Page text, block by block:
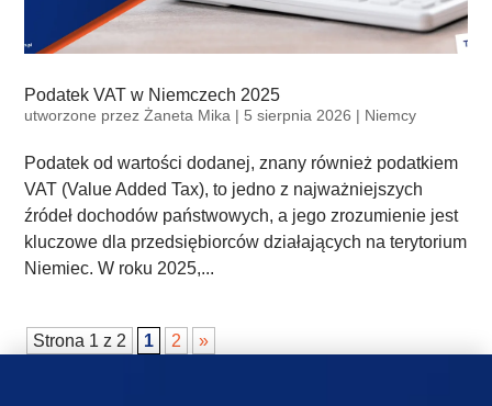
Podatek VAT w Niemczech 2025
utworzone przezŻaneta Mika | 5 sierpnia 2026 | Niemcy
Podatek od wartości dodanej, znany również podatkiem
VAT (Value Added Tax), to jedno z najważniejszych
źródeł dochodów państwowych, a jego zrozumienie jest
kluczowe dla przedsiębiorców działających na terytorium
Niemiec. W roku 2025,...
Strona 1 z 2 1 2 »